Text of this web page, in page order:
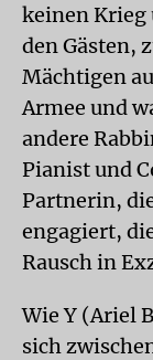
keinen Krieg
den Gästen,
Mächtigen
Armee und
andere
Pianist und
Partnerin,
engagiert,
Rausch in
Wie Y (Ariel
sich